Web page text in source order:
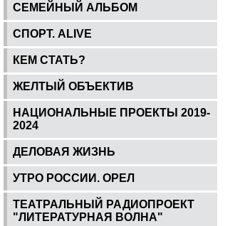
СЕМЕЙНЫЙ АЛЬБОМ
СПОРТ. ALIVE
КЕМ СТАТЬ?
ЖЕЛТЫЙ ОБЪЕКТИВ
НАЦИОНАЛЬНЫЕ ПРОЕКТЫ 2019-
2024
ДЕЛОВАЯ ЖИЗНЬ
УТРО РОССИИ. ОРЕЛ
ТЕАТРАЛЬНЫЙ РАДИОПРОЕКТ
"ЛИТЕРАТУРНАЯ ВОЛНА"